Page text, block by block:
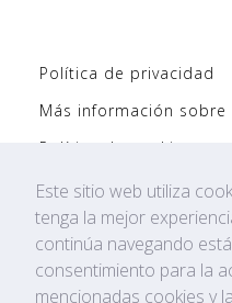
Política de privacidad
Más información sobre
Política de cookies
Politíca de Privacidad
Mapa del Sitio WEB
Este sitio web utiliza
tenga la mejor
continúa navegando
consentimiento para la
mencionadas cookies y